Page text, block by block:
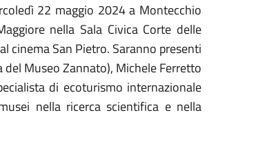
22 maggio 2024 a Montecchio
nella Sala Civica Corte delle
cinema San Pietro. Saranno presenti
Museo Zannato), Michele Ferretto
di ecoturismo internazionale
nella ricerca scientifica e nella